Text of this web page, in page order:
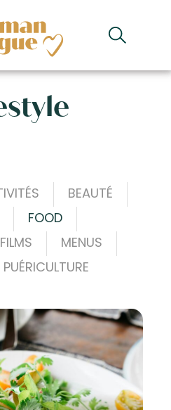
BEAUTÉ
FOOD
MENUS
PUÉRICULTURE